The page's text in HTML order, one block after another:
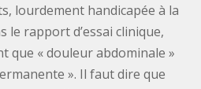
lourdement handicapée à la
le rapport d’essai clinique,
que « douleur abdominale »
». Il faut dire que